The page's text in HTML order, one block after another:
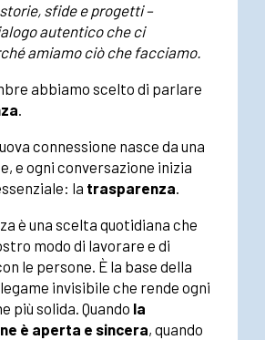
sfide e progetti –
autentico che ci
amiamo ciò che facciamo.
abbiamo scelto di parlare
.
connessione nasce da una
e ogni conversazione inizia
la trasparenza.
è una scelta quotidiana che
modo di lavorare e di
le persone. È la base della
invisibile che rende ogni
più solida. Quando la
è aperta e sincera, quando